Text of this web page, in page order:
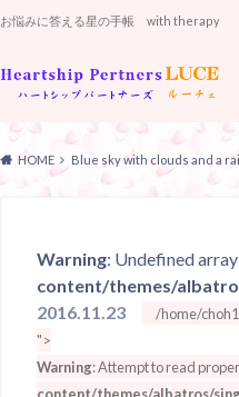
お悩みに答える星の手帳 with therapy
HOME Blue sky with clouds and a
Warning: Undefined
content/themes/
2016.11.23
/home/
">
Warning: Attempt to read
content/themes/albatros/